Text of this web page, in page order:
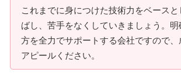
これまでに身につけた技術力をベース
ばし、苦手をなくしていきましょう。明
方を全力でサポートする会社ですので
アピールください。